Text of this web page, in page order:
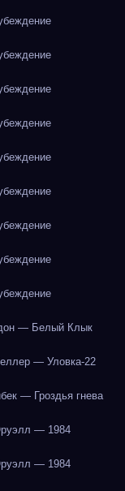
— Белый Клык
— Уловка-22
— Гроздья гнева
— 1984
— 1984